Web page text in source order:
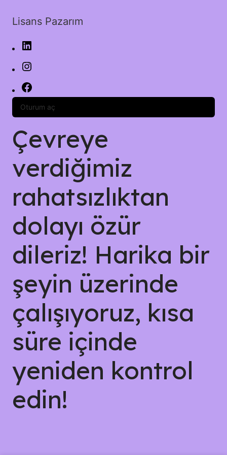
Lisans Pazarım
Oturum aç
Çevreye
verdiğimiz
rahatsızlıktan
dolayı özür
dileriz! Harika bir
şeyin üzerinde
çalışıyoruz, kısa
süre içinde
yeniden kontrol
edin!